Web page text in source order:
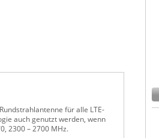
für alle LTE-
auch genutzt werden, wenn
2300 – 2700 MHz.